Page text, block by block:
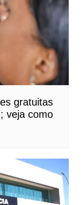
gratuitas
veja como